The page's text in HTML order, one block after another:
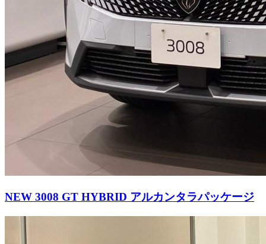
NEW 3008 GT HYBRID アルカンタラパッケージ